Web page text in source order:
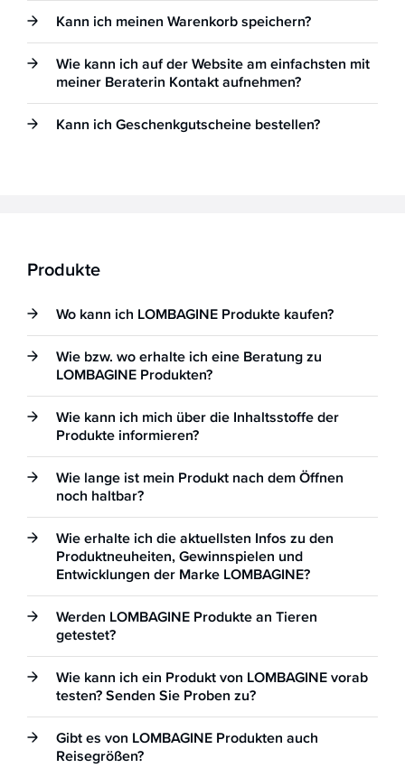
Rechnung,
Bezahlung
Registrierung,
Anmeldung
Fachberatung
Kann ich meinen Warenkorb speichern?
Wie kann ich auf der Website am einfachsten mit
meiner Beraterin Kontakt aufnehmen?
Kann ich Geschenkgutscheine bestellen?
Produkte
Wo kann ich LOMBAGINE Produkte kaufen?
Wie bzw. wo erhalte ich eine Beratung zu
LOMBAGINE Produkten?
Wie kann ich mich über die Inhaltsstoffe der
Produkte informieren?
Wie lange ist mein Produkt nach dem Öffnen
noch haltbar?
Wie erhalte ich die aktuellsten Infos zu den
Produktneuheiten, Gewinnspielen und
Entwicklungen der Marke LOMBAGINE?
Werden LOMBAGINE Produkte an Tieren
getestet?
Wie kann ich ein Produkt von LOMBAGINE vorab
testen? Senden Sie Proben zu?
Gibt es von LOMBAGINE Produkten auch
Reisegrößen?